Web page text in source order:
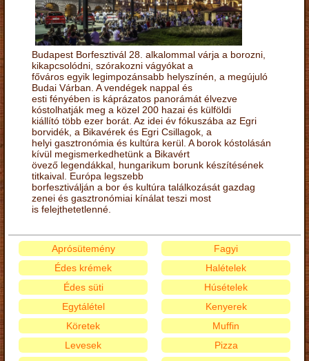
Budapest Borfesztivál 28. alkalommal várja a borozni,
kikapcsolódni, szórakozni vágyókat a
főváros egyik legimpozánsabb helyszínén, a megújuló
Budai Várban. A vendégek nappal és
esti fényében is káprázatos panorámát élvezve
kóstolhatják meg a közel 200 hazai és külföldi
kiállító több ezer borát. Az idei év fókuszába az Egri
borvidék, a Bikavérek és Egri Csillagok, a
helyi gasztronómia és kultúra kerül. A borok kóstolásán
kívül megismerkedhetünk a Bikavért
övező legendákkal, hungarikum borunk készítésének
titkaival. Európa legszebb
borfesztiválján a bor és kultúra találkozását gazdag
zenei és gasztronómiai kínálat teszi most
is felejthetetlenné.
Aprósütemény
Édes krémek
Édes süti
Egytálétel
Fagyi
Halételek
Húsételek
Kenyerek
Köretek
Levesek
Muffin
Pizza